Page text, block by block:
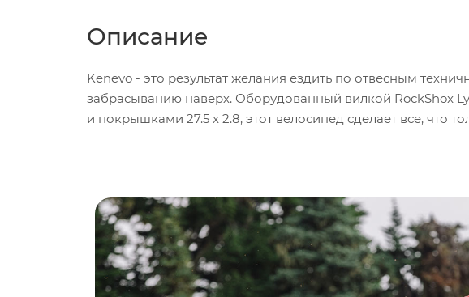
Описание
Kenevo - это результат желания ездить по отвесным
забрасыванию наверх. Оборудованный вилкой RockShox
и покрышками 27.5 x 2.8, этот велосипед сделает все, что